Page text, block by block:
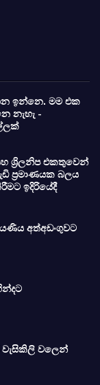
ඉන්නෙ. මම එක
නැහැ -
ශ්‍රිලනිප එකතුවෙන්
ප්‍රමාණයක බලය
ඉදිරියේදී
අත්අඩංගුවට
වලෙන්